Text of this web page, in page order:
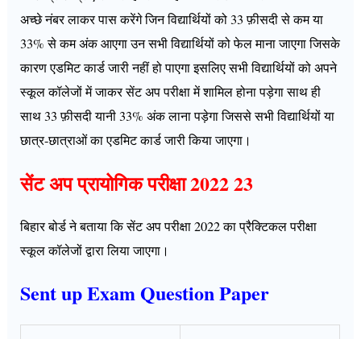
अच्छे नंबर लाकर पास करेंगे जिन विद्यार्थियों को 33 फ़ीसदी से कम या
33% से कम अंक आएगा उन सभी विद्यार्थियों को फेल माना जाएगा जिसके
कारण एडमिट कार्ड जारी नहीं हो पाएगा इसलिए सभी विद्यार्थियों को अपने
स्कूल कॉलेजों में जाकर सेंट अप परीक्षा में शामिल होना पड़ेगा साथ ही
साथ 33 फ़ीसदी यानी 33% अंक लाना पड़ेगा जिससे सभी विद्यार्थियों या
छात्र-छात्राओं का एडमिट कार्ड जारी किया जाएगा।
सेंट अप प्रायोगिक परीक्षा 2022 23
बिहार बोर्ड ने बताया कि सेंट अप परीक्षा 2022 का प्रैक्टिकल परीक्षा
स्कूल कॉलेजों द्वारा लिया जाएगा।
Sent up Exam Question Paper